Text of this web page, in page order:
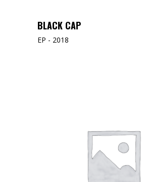
BLACK CAP
EP - 2018